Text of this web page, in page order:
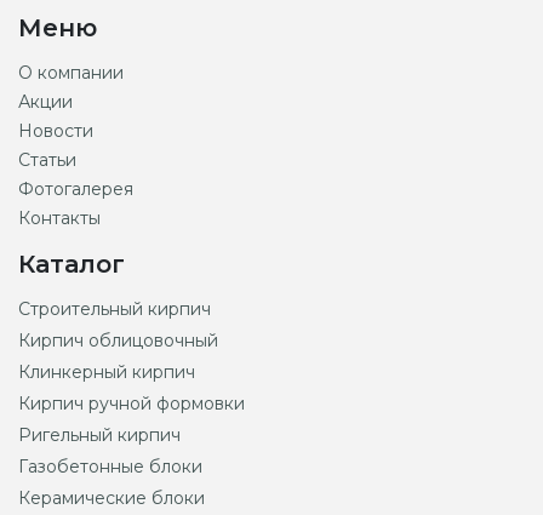
Меню
О компании
Акции
Новости
Статьи
Фотогалерея
Контакты
Каталог
Строительный кирпич
Кирпич облицовочный
Клинкерный кирпич
Кирпич ручной формовки
Ригельный кирпич
Газобетонные блоки
Керамические блоки